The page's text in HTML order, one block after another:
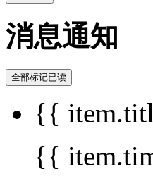
消息通知
全部标记已读
{{
{{